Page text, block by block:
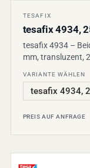
TESAFIX
tesafix 4934,
tesafix 4934 –
mm, transluzent,
VARIANTE WÄHLEN
PREIS AUF ANFRAGE